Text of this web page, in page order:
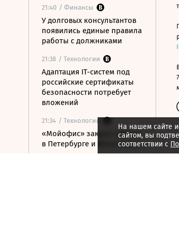
21:40 / Финансы
У долговых консультантов
появились единые правила
работы с должниками
21:38 / Технологии
Адаптация IT-систем под
российские сертификаты
безопасности потребует
вложений
21:34 / Технологии
«Мойофис» закрыл офисы
в Петербурге и Иннополисе
На нашем сайте
сайтом, вы
соответствии с